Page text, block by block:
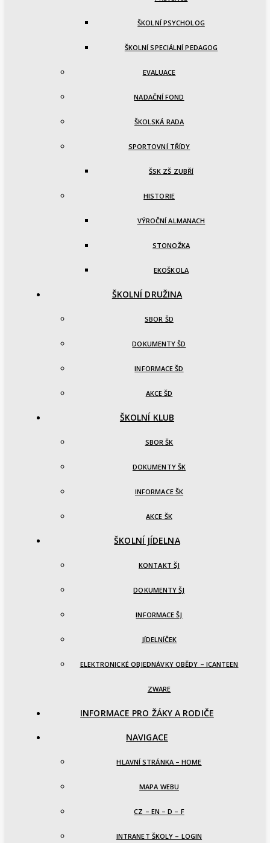
ŠKOLNÍ PSYCHOLOG
ŠKOLNÍ SPECIÁLNÍ PEDAGOG
EVALUACE
NADAČNÍ FOND
ŠKOLSKÁ RADA
SPORTOVNÍ TŘÍDY
ŠSK ZŠ ZUBŘÍ
HISTORIE
VÝROČNÍ ALMANACH
STONOŽKA
EKOŠKOLA
ŠKOLNÍ DRUŽINA
SBOR ŠD
DOKUMENTY ŠD
INFORMACE ŠD
AKCE ŠD
ŠKOLNÍ KLUB
SBOR ŠK
DOKUMENTY ŠK
INFORMACE ŠK
AKCE ŠK
ŠKOLNÍ JÍDELNA
KONTAKT ŠJ
DOKUMENTY ŠJ
INFORMACE ŠJ
JÍDELNÍČEK
ELEKTRONICKÉ OBJEDNÁVKY OBĚDY – ICANTEEN
ZWARE
INFORMACE PRO ŽÁKY A RODIČE
NAVIGACE
HLAVNÍ STRÁNKA – HOME
MAPA WEBU
CZ – EN – D – F
INTRANET ŠKOLY – LOGIN